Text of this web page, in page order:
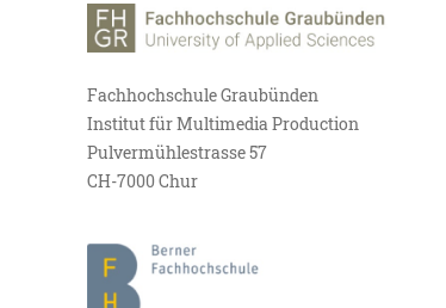
Fachhochschule Graubünden
Institut für Multimedia Production
Pulvermühlestrasse 57
CH-7000 Chur